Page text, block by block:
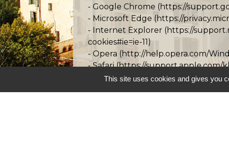
- Google Chrome (https://
- Microsoft Edge (https://
- Internet Explorer (https://
cookies#ie=ie-11)
- Opera (http://help.opera.com/
- Safari (https://support.apple.com/
: la désactivation des
This site uses cookies and gives you